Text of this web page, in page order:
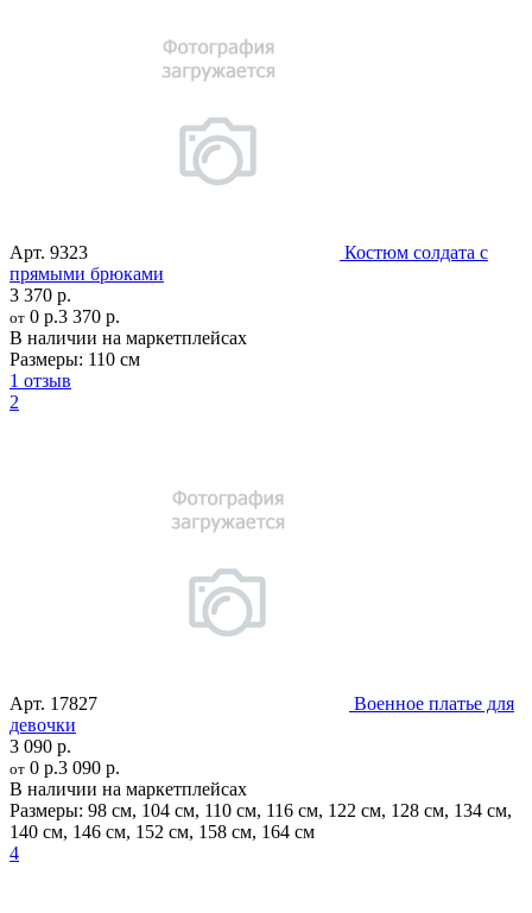
Арт. 9323
Костюм солдата с
прямыми брюками
3 370 р.
от 0 р.3 370 р.
В наличии на маркетплейсах
Размеры: 110 см
1 отзыв
2
Арт. 17827
Военное платье для
девочки
3 090 р.
от 0 р.3 090 р.
В наличии на маркетплейсах
Размеры: 98 см, 104 см, 110 см, 116 см, 122 см, 128 см, 134 см,
140 см, 146 см, 152 см, 158 см, 164 см
4